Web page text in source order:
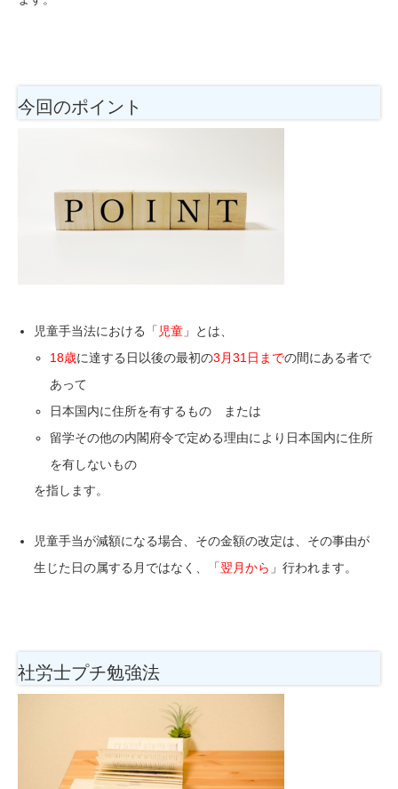
今回のポイント
児童手当法における「 児童 」とは、
18歳に達する日以後の最初の3月31日までの間にある者で
あって
日本国内に住所を有するもの または
留学その他の内閣府令で定める理由により日本国内に住所
を有しないもの
を指します。
児童手当が減額になる場合、その金額の改定は、その事由が
生じた日の属する月ではなく、「翌月から 」行われます。
社労士プチ勉強法